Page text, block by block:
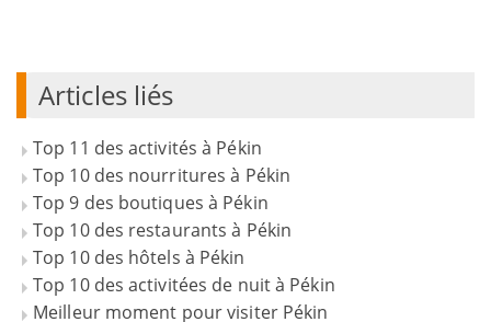
Articles liés
Top 11 des activités à Pékin
Top 10 des nourritures à Pékin
Top 9 des boutiques à Pékin
Top 10 des restaurants à Pékin
Top 10 des hôtels à Pékin
Top 10 des activitées de nuit à Pékin
Meilleur moment pour visiter Pékin